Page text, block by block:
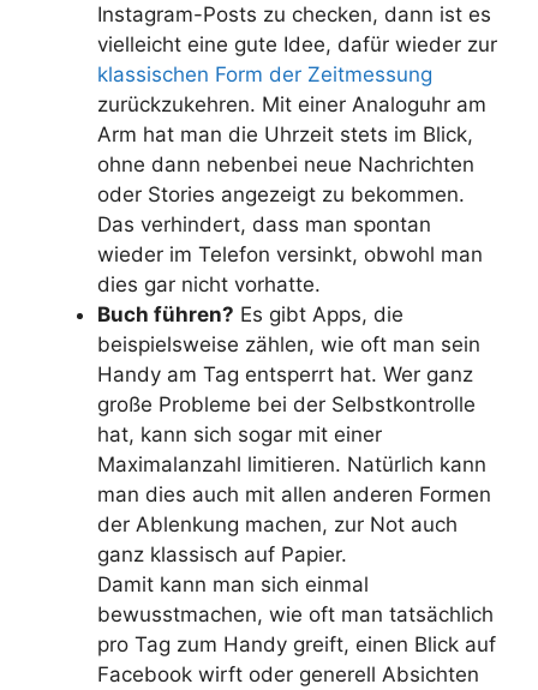
Instagram-Posts zu checken, dann ist es
vielleicht eine gute Idee, dafür wieder zur
klassischen Form der Zeitmessung
zurückzukehren. Mit einer Analoguhr am
Arm hat man die Uhrzeit stets im Blick,
ohne dann nebenbei neue Nachrichten
oder Stories angezeigt zu bekommen.
Das verhindert, dass man spontan
wieder im Telefon versinkt, obwohl man
dies gar nicht vorhatte.
Buch führen? Es gibt Apps, die
beispielsweise zählen, wie oft man sein
Handy am Tag entsperrt hat. Wer ganz
große Probleme bei der Selbstkontrolle
hat, kann sich sogar mit einer
Maximalanzahl limitieren. Natürlich kann
man dies auch mit allen anderen Formen
der Ablenkung machen, zur Not auch
ganz klassisch auf Papier.
Damit kann man sich einmal
bewusstmachen, wie oft man tatsächlich
pro Tag zum Handy greift, einen Blick auf
Facebook wirft oder generell Absichten